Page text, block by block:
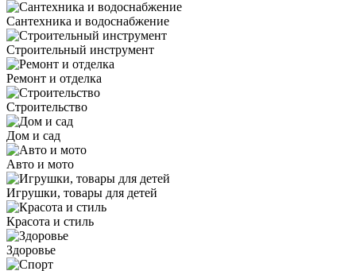
Сантехника и водоснабжение
Строительный инструмент
Ремонт и отделка
Строительство
Дом и сад
Авто и мото
Игрушки, товары для детей
Красота и стиль
Здоровье